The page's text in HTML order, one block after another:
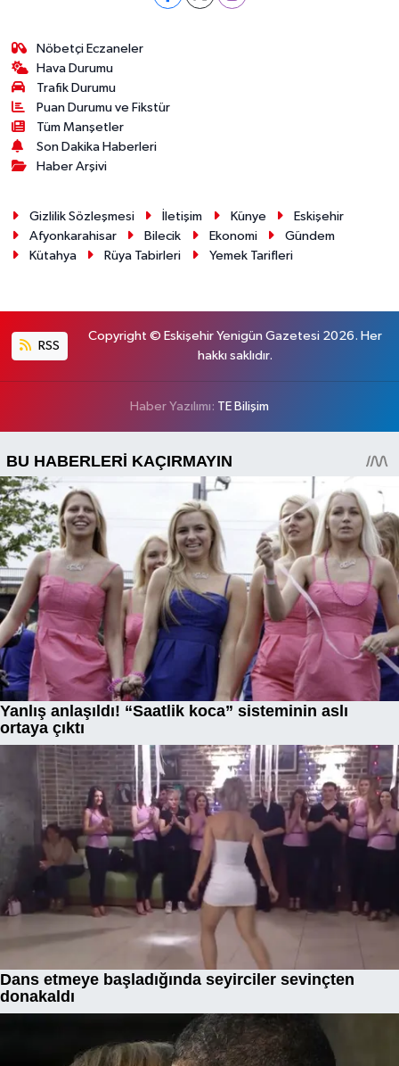
Nöbetçi Eczaneler
Hava Durumu
Trafik Durumu
Puan Durumu ve Fikstür
Tüm Manşetler
Son Dakika Haberleri
Haber Arşivi
Gizlilik Sözleşmesi İletişim Künye
Eskişehir
Afyonkarahisar
Bilecik Ekonomi
Gündem
Kütahya
Rüya Tabirleri Yemek Tarifleri
RSS
Copyright © Eskişehir Yenigün Gazetesi 2026. Her
hakkı saklıdır.
Haber Yazılımı: TE Bilişim